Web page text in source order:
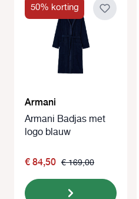
50% korting
Armani
Armani Badjas met
logo blauw
€ 84,50 € 169,00